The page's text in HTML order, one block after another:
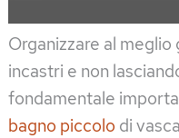
Organizzare al
incastri e non
fondamentale
bagno piccolo di